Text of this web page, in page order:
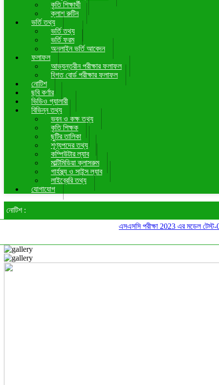
কৃতি শিক্ষার্থী
ক্লাশ রুটিন
ভর্তি তথ্য
ভর্তি তথ্য
ভর্তি ফরম
অনলাইন ভর্তি আবেদন
ফলাফল
আভ্যন্তরীন পরীক্ষার ফলাফল
বিগত বোর্ড পরীক্ষার ফলাফল
নোটিশ
ছবি কর্ণার
ভিডিও গ্যালারী
বিভিন্ন তথ্য
ভবন ও কক্ষ তথ্য
কৃতি শিক্ষক
ছুটির তালিকা
শূণ্যপদের তথ্য
কম্পিউটার ল্যাব
মাল্টিমিডিয়া ক্লাসরুম
গার্হস্থ্য ও সাইন্স ল্যাব
লাইব্রেরি তথ্য
যোগাযোগ
নোটিশ :
এসএসসি পরীক্ষা 2023 এর মডেল টেস্ট-01 এর